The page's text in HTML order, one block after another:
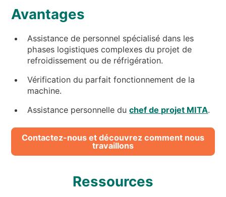
Avantages
Assistance de personnel spécialisé dans les
phases logistiques complexes du projet de
refroidissement ou de réfrigération.
Vérification du parfait fonctionnement de la
machine.
Assistance personnelle duchef de projet MITA.
Contactez-nous et découvrez comment nous
travaillons
Ressources